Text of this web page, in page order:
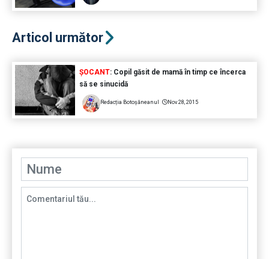
Articol următor
ȘOCANT: Copil găsit de mamă în timp ce încerca
să se sinucidă
Redacția Botoșăneanul Nov 28, 2015